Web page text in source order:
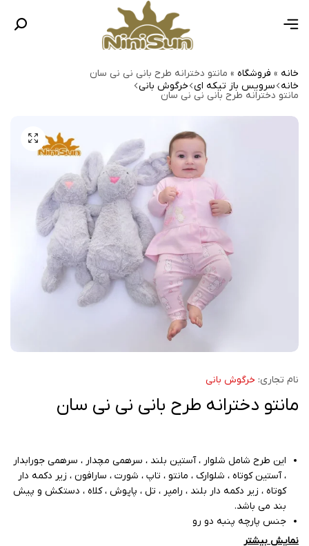
خانه » فروشگاه » مانتو دخترانه طرح بانی نی نی سان
خانه سرویس باز تیکه ای خرگوش بانی
مانتو دخترانه طرح بانی نی نی سان
نام تجاری: خرگوش بانی
مانتو دخترانه طرح بانی نی نی سان
این طرح شامل شلوار ، آستین بلند ، سرهمی مچدار ، سرهمی جورابدار
، آستین کوتاه ، شلوارک ، مانتو ، تاپ ، شورت ، سارافون ، زیر دکمه دار
کوتاه ، زیر دکمه دار بلند ، رامپر ، تل ، پاپوش ، کلاه ، دستکش و پیش
بند می باشد.
جنس پارچه پنبه دو رو
دوخت عالی
نمایش بیشتر